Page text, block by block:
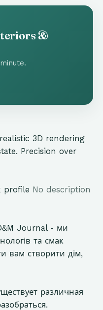
&
3D rendering
Precision over
profile No description
Journal - ми
та смак
вам створити дім,
различная